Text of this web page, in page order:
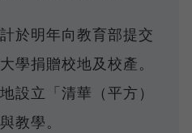
於明年向教育部提交
學捐贈校地及校產。
設立「清華（平方）
教學。